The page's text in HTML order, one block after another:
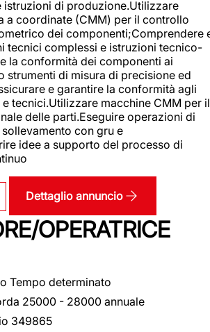
istruzioni di produzione.Utilizzare
a coordinate (CMM) per il controllo
dei componenti;Comprendere
tecnici complessi e istruzioni tecnico-
la conformità dei componenti ai
strumenti di misura di precisione ed
e garantire la conformità agli
tecnici.Utilizzare macchine CMM per il
delle parti.Eseguire operazioni di
con gru e
idee a supporto del processo di
Dettaglio annuncio
OPERATRICE
Tempo determinato
25000 - 28000 annuale
349865